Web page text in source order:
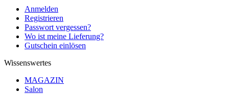
Anmelden
Registrieren
Passwort vergessen?
Wo ist meine Lieferung?
Gutschein einlösen
Wissenswertes
MAGAZIN
Salon